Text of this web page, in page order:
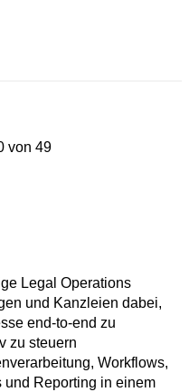
von 49
Legal Operations
und Kanzleien dabei,
end-to-end zu
zu steuern
Workflows,
und Reporting in einem